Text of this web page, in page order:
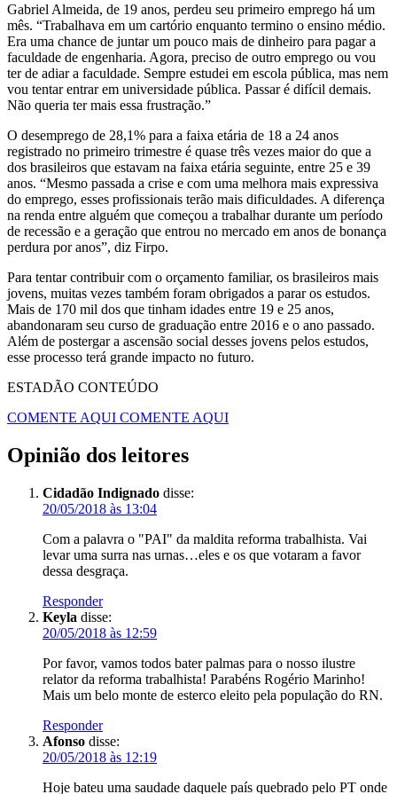
Gabriel Almeida, de 19 anos, perdeu seu primeiro emprego há um
mês. “Trabalhava em um cartório enquanto termino o ensino médio.
Era uma chance de juntar um pouco mais de dinheiro para pagar a
faculdade de engenharia. Agora, preciso de outro emprego ou vou
ter de adiar a faculdade. Sempre estudei em escola pública, mas nem
vou tentar entrar em universidade pública. Passar é difícil demais.
Não queria ter mais essa frustração.”
O desemprego de 28,1% para a faixa etária de 18 a 24 anos
registrado no primeiro trimestre é quase três vezes maior do que a
dos brasileiros que estavam na faixa etária seguinte, entre 25 e 39
anos. “Mesmo passada a crise e com uma melhora mais expressiva
do emprego, esses profissionais terão mais dificuldades. A diferença
na renda entre alguém que começou a trabalhar durante um período
de recessão e a geração que entrou no mercado em anos de bonança
perdura por anos”, diz Firpo.
Para tentar contribuir com o orçamento familiar, os brasileiros mais
jovens, muitas vezes também foram obrigados a parar os estudos.
Mais de 170 mil dos que tinham idades entre 19 e 25 anos,
abandonaram seu curso de graduação entre 2016 e o ano passado.
Além de postergar a ascensão social desses jovens pelos estudos,
esse processo terá grande impacto no futuro.
ESTADÃO CONTEÚDO
COMENTE AQUI COMENTE AQUI
Opinião dos leitores
Cidadão Indignado disse:
20/05/2018 às 13:04
Com a palavra o "PAI" da maldita reforma trabalhista. Vai
levar uma surra nas urnas…eles e os que votaram a favor
dessa desgraça.
Responder
Keyla disse:
20/05/2018 às 12:59
Por favor, vamos todos bater palmas para o nosso ilustre
relator da reforma trabalhista! Parabéns Rogério Marinho!
Mais um belo monte de esterco eleito pela população do RN.
Responder
Afonso disse:
20/05/2018 às 12:19
Hoje bateu uma saudade daquele país quebrado pelo PT onde